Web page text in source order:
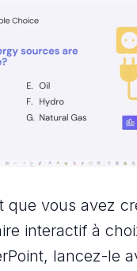
que vous avez
interactif à
lancez-le